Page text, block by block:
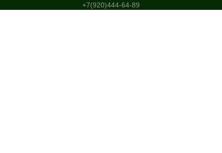
+7(920)444-64-89